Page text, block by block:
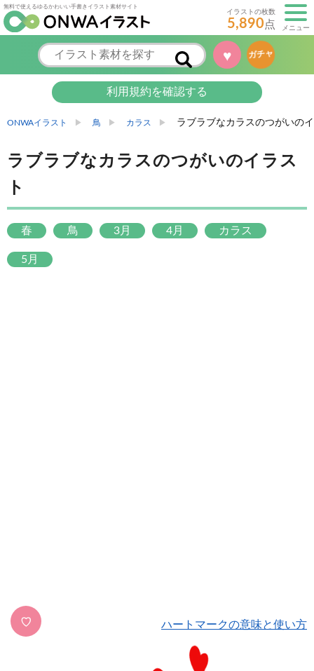
無料で使えるゆるかわいい手書きイラスト素材サイト
イラストの枚数
5,890点 メニュー
♥ ガチャ
利用規約を確認する
ONWAイラスト 鳥 カラス ラブラブなカラスのつがいの
ラブラブなカラスのつがいのイラス
ト
春 鳥 3月 4月 カラス
5月
♡ ハートマークの意味と使い方